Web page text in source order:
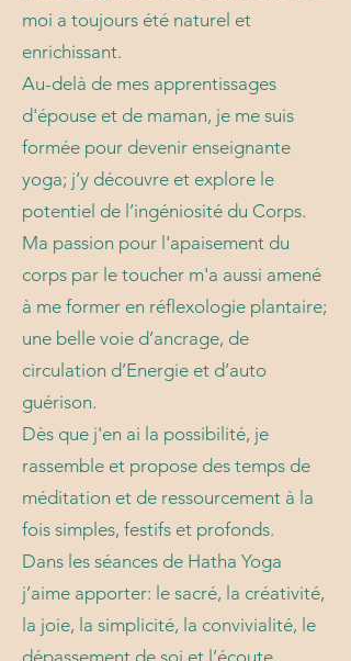
moi a toujours été naturel et
enrichissant.
Au-delà de mes apprentissages
d'épouse et de maman, je me suis
formée pour devenir enseignante
yoga; j’y découvre et explore le
potentiel de l’ingéniosité du Corps.
Ma passion pour l'apaisement du
corps par le toucher m'a aussi amené
à me former en réflexologie plantaire;
une belle voie d’ancrage, de
circulation d’Energie et d’auto
guérison.
Dès que j'en ai la possibilité, je
rassemble et propose des temps de
méditation et de ressourcement à la
fois simples, festifs et profonds.
Dans les séances de Hatha Yoga
j’aime apporter: le sacré, la créativité,
la joie, la simplicité, la convivialité, le
dépassement de soi et l’écoute